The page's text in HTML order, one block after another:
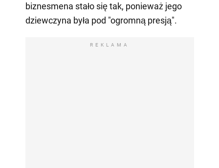
biznesmena stało się tak, ponieważ jego
dziewczyna była pod "ogromną presją".
REKLAMA